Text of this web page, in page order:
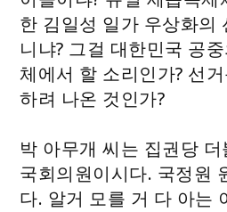
한 김일성 일가 우상화의
니냐? 그걸 대한민국 공
체에서 할 소리인가? 선
하려 나온 것인가?
박 아무개 씨는 집권당
국회의원이시다. 국정원
다. 알거 모를 거 다 아는